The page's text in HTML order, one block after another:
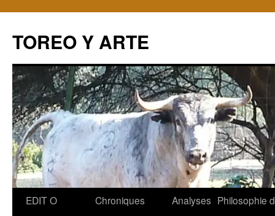
TOREO Y ARTE
Aller
EDIT O
Chroniques
Analyses Philosophie